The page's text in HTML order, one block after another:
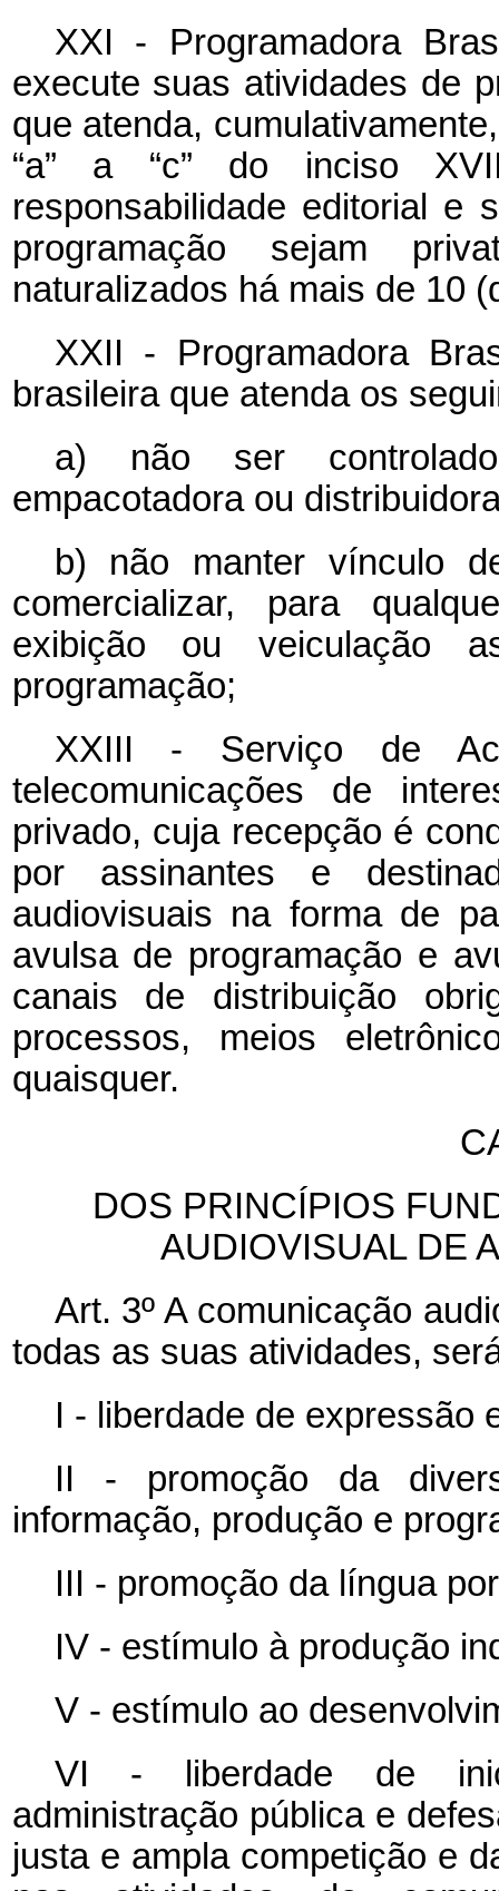
XXI - Programadora
execute suas atividades de
que atenda,
“a” a “c” do inciso
responsabilidade editorial e
programação sejam
naturalizados há mais de 10
XXII - Programadora
brasileira que atenda os
a) não ser
empacotadora ou
b) não manter vínculo
comercializar, para
exibição ou veiculação
programação;
XXIII - Serviço de
telecomunicações de
privado, cuja recepção é
por assinantes e
audiovisuais na forma de
avulsa de programação e
canais de distribuição
processos, meios
quaisquer.
DOS PRINCÍPIOS
AUDIOVISUAL DE
Art. 3º A comunicação
todas as suas atividades,
I - liberdade de expressão
II - promoção da
informação, produção e
III - promoção da língua
IV - estímulo à produção
V - estímulo ao
VI - liberdade de
administração pública e
justa e ampla competição e